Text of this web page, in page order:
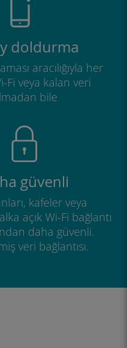
doldurma
aracılığıyla her
Fi veya kalan veri
bile
güvenli
kafeler veya
açık Wi-Fi bağlantı
daha güvenli.
veri bağlantısı.